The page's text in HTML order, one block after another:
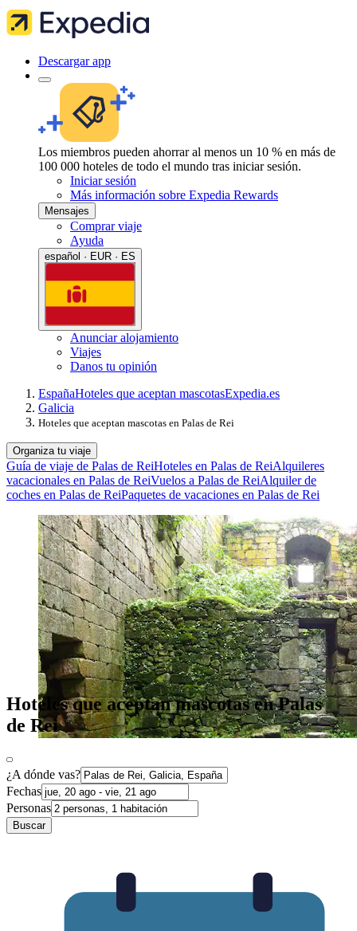
Descargar app
Los miembros pueden ahorrar al menos un 10 % en más de
100 000 hoteles de todo el mundo tras iniciar sesión.
Iniciar sesión
Más información sobre Expedia Rewards
Mensajes
Comprar viaje
Ayuda
español · EUR · ES
Anunciar alojamiento
Viajes
Danos tu opinión
EspañaHoteles que aceptan mascotasExpedia.es
Galicia
Hoteles que aceptan mascotas en Palas de Rei
Organiza tu viaje
Guía de viaje de Palas de ReiHoteles en Palas de ReiAlquileres
vacacionales en Palas de ReiVuelos a Palas de ReiAlquiler de
coches en Palas de ReiPaquetes de vacaciones en Palas de Rei
Hoteles que aceptan mascotas en Palas
de Rei
¿A dónde vas?
Fechas
Personas
Buscar